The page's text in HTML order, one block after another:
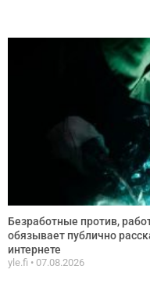
Безработные против,
обязывает публично
интернете
yle.fi 07.08.2026